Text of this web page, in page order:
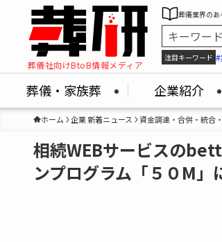
葬儀社向けBtoB情報メディア
葬儀業界の
注目キーワード
葬儀・家族葬 企業紹介
ホーム 企業 新着ニュース 資金調達・合併・統合
相続WEBサービスの
ンプログラム「５０M